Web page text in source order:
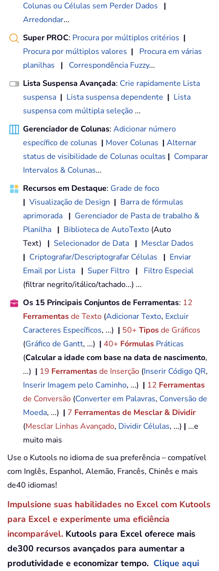
Colunas ou Células sem Perder Dados
|
Arredondar...
Super PROC: Procura por múltiplos critérios |
Procura por múltiplos valores |
Procura em várias
planilhas
| Correspondência Fuzzy...
Lista Suspensa Avançada: Crie rapidamente Lista
suspensa | Lista suspensa dependente | Lista
suspensa com múltipla seleção ...
Gerenciador de Colunas: Adicionar número
específico de colunas | Mover Colunas | Alternar
status de visibilidade de Colunas ocultas | Comparar
Intervalos & Colunas...
Recursos em Destaque: Grade de foco
| Visualização de Design | Barra de fórmulas
aprimorada | Gerenciador de Pasta de trabalho &
Planilha | Biblioteca de AutoTexto (Auto
Text) | Selecionador de Data | Mesclar Dados
| Criptografar/Descriptografar Células | Enviar
Email por Lista | Super Filtro |
Filtro Especial
(filtrar negrito/itálico/tachado...) ...
Os 15 Principais Conjuntos de Ferramentas: 12
Ferramentasde Texto (Adicionar Texto, Excluir
Caracteres Específicos, ...) | 50+ Tiposde Gráficos
(Gráfico de Gantt, ...) | 40+ Fórmulas Práticas
(Calcular a idade com base na data de nascimento,
...) | 19 Ferramentasde Inserção (Inserir Código QR,
Inserir Imagem pelo Caminho, ...) | 12 Ferramentas
de Conversão (Converter em Palavras, Conversão de
Moeda, ...) | 7 Ferramentas de Mesclar & Dividir
(Mesclar Linhas Avançado, Dividir Células, ...) | ...e
muito mais
Use o Kutools no idioma de sua preferência – compatível
com Inglês, Espanhol, Alemão, Francês, Chinês e mais
de40 idiomas!
Impulsione suas habilidades no Excel com Kutools
para Excel e experimente uma eficiência
incomparável. Kutools para Excel oferece mais
de300 recursos avançados para aumentar a
produtividade e economizar tempo. Clique aqui